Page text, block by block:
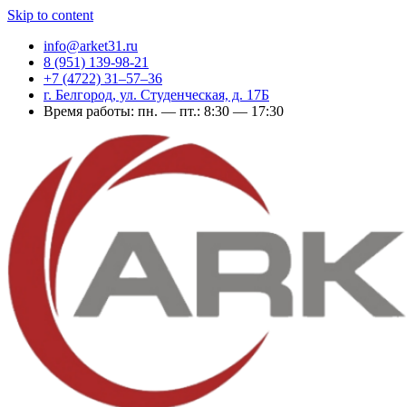
Skip to content
info@arket31.ru
8 (951) 139-98-21
+7 (4722) 31‒57‒36
г. Белгород, ул. Студенческая, д. 17Б
Время работы: пн. — пт.: 8:30 — 17:30